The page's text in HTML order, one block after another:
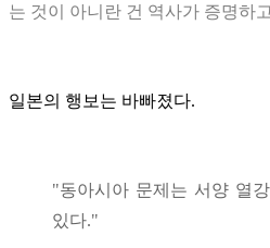
는 것이 아니란 건 역사가 증명하
일본의 행보는 바빠졌다.
"동아시아 문제는 서양 열
있다."